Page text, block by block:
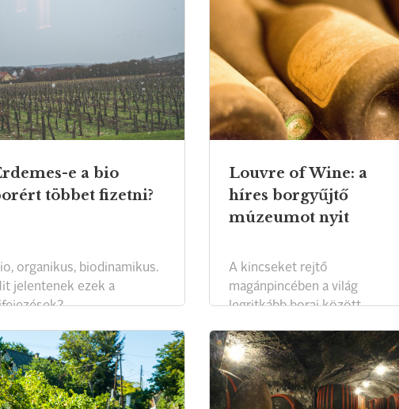
e a bio
többet fizetni?
organikus, biodinamikus.
jelentenek ezek a
Louvre of Wine: a
híres borgyűjtő
múzeumot nyit
A kincseket rejtő
magánpincében a világ
legritkább borai között